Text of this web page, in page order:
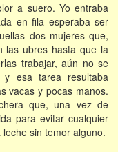
a suero. Yo entraba
en fila esperaba ser
dos mujeres que,
las ubres hasta que la
trabajar, aún no se
y esa tarea resultaba
vacas y pocas manos.
que, una vez de
para evitar cualquier
sin temor alguno.